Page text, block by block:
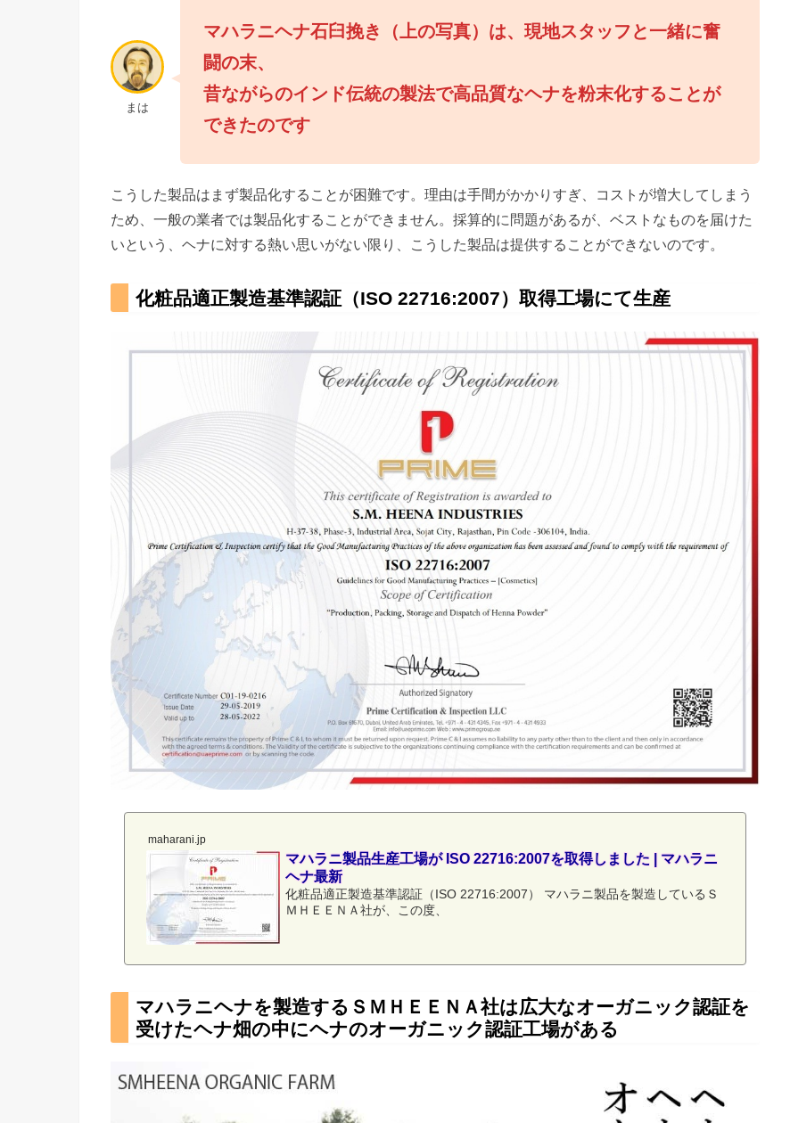
まは
マハラニヘナ石臼挽き（上の写真）は、現地スタッフと一緒に奮
闘の末、
昔ながらのインド伝統の製法で高品質なヘナを粉末化することが
できたのです
こうした製品はまず製品化することが困難です。理由は手間がかかりすぎ、コストが増大してしまう
ため、一般の業者では製品化することができません。採算的に問題があるが、ベストなものを届けた
いという、ヘナに対する熱い思いがない限り、こうした製品は提供することができないのです。
化粧品適正製造基準認証（ISO 22716:2007）取得工場にて生産
maharani.jp
マハラニ製品生産工場が ISO 22716:2007を取得しました | マハラニ
ヘナ最新
化粧品適正製造基準認証（ISO 22716:2007） マハラニ製品を製造しているＳ
ＭＨＥＥＮＡ社が、この度、
マハラニヘナを製造するＳＭＨＥＥＮＡ社は広大なオーガニック認証を
受けたヘナ畑の中にヘナのオーガニック認証工場がある